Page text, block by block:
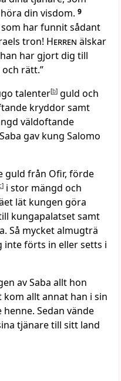
din visdom. 9
har funnit sådant
tron! Herren älskar
har gjort dig till
rätt.”
talenter[b] guld och
kryddor samt
väldoftande
gav kung Salomo
guld från Ofir, förde
] i stor mängd och
lät kungen göra
kungapalatset samt
Så mycket almugträ
inte förts in eller setts i
av Saba allt hon
kom allt annat han i sin
Sedan vände
tjänare till sitt land